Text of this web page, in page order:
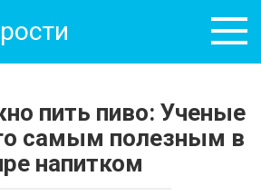
пить пиво: Ученые
самым полезным в
напитком